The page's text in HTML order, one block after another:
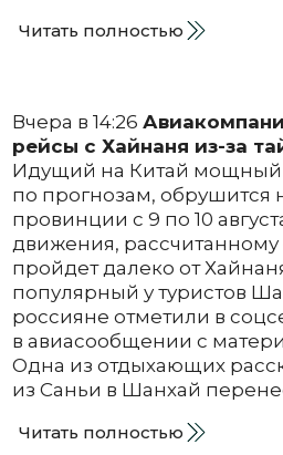
Читать полностью
Вчера в 14:26
рейсы с Хайнаня из-за
Идущий на Китай мощный
по прогнозам,
провинции с 9 по 10
движения,
пройдет далеко от
популярный у туристов
россияне отметили в
в авиасообщении с
Одна из отдыхающих
из Саньи в Шанхай
Читать полностью